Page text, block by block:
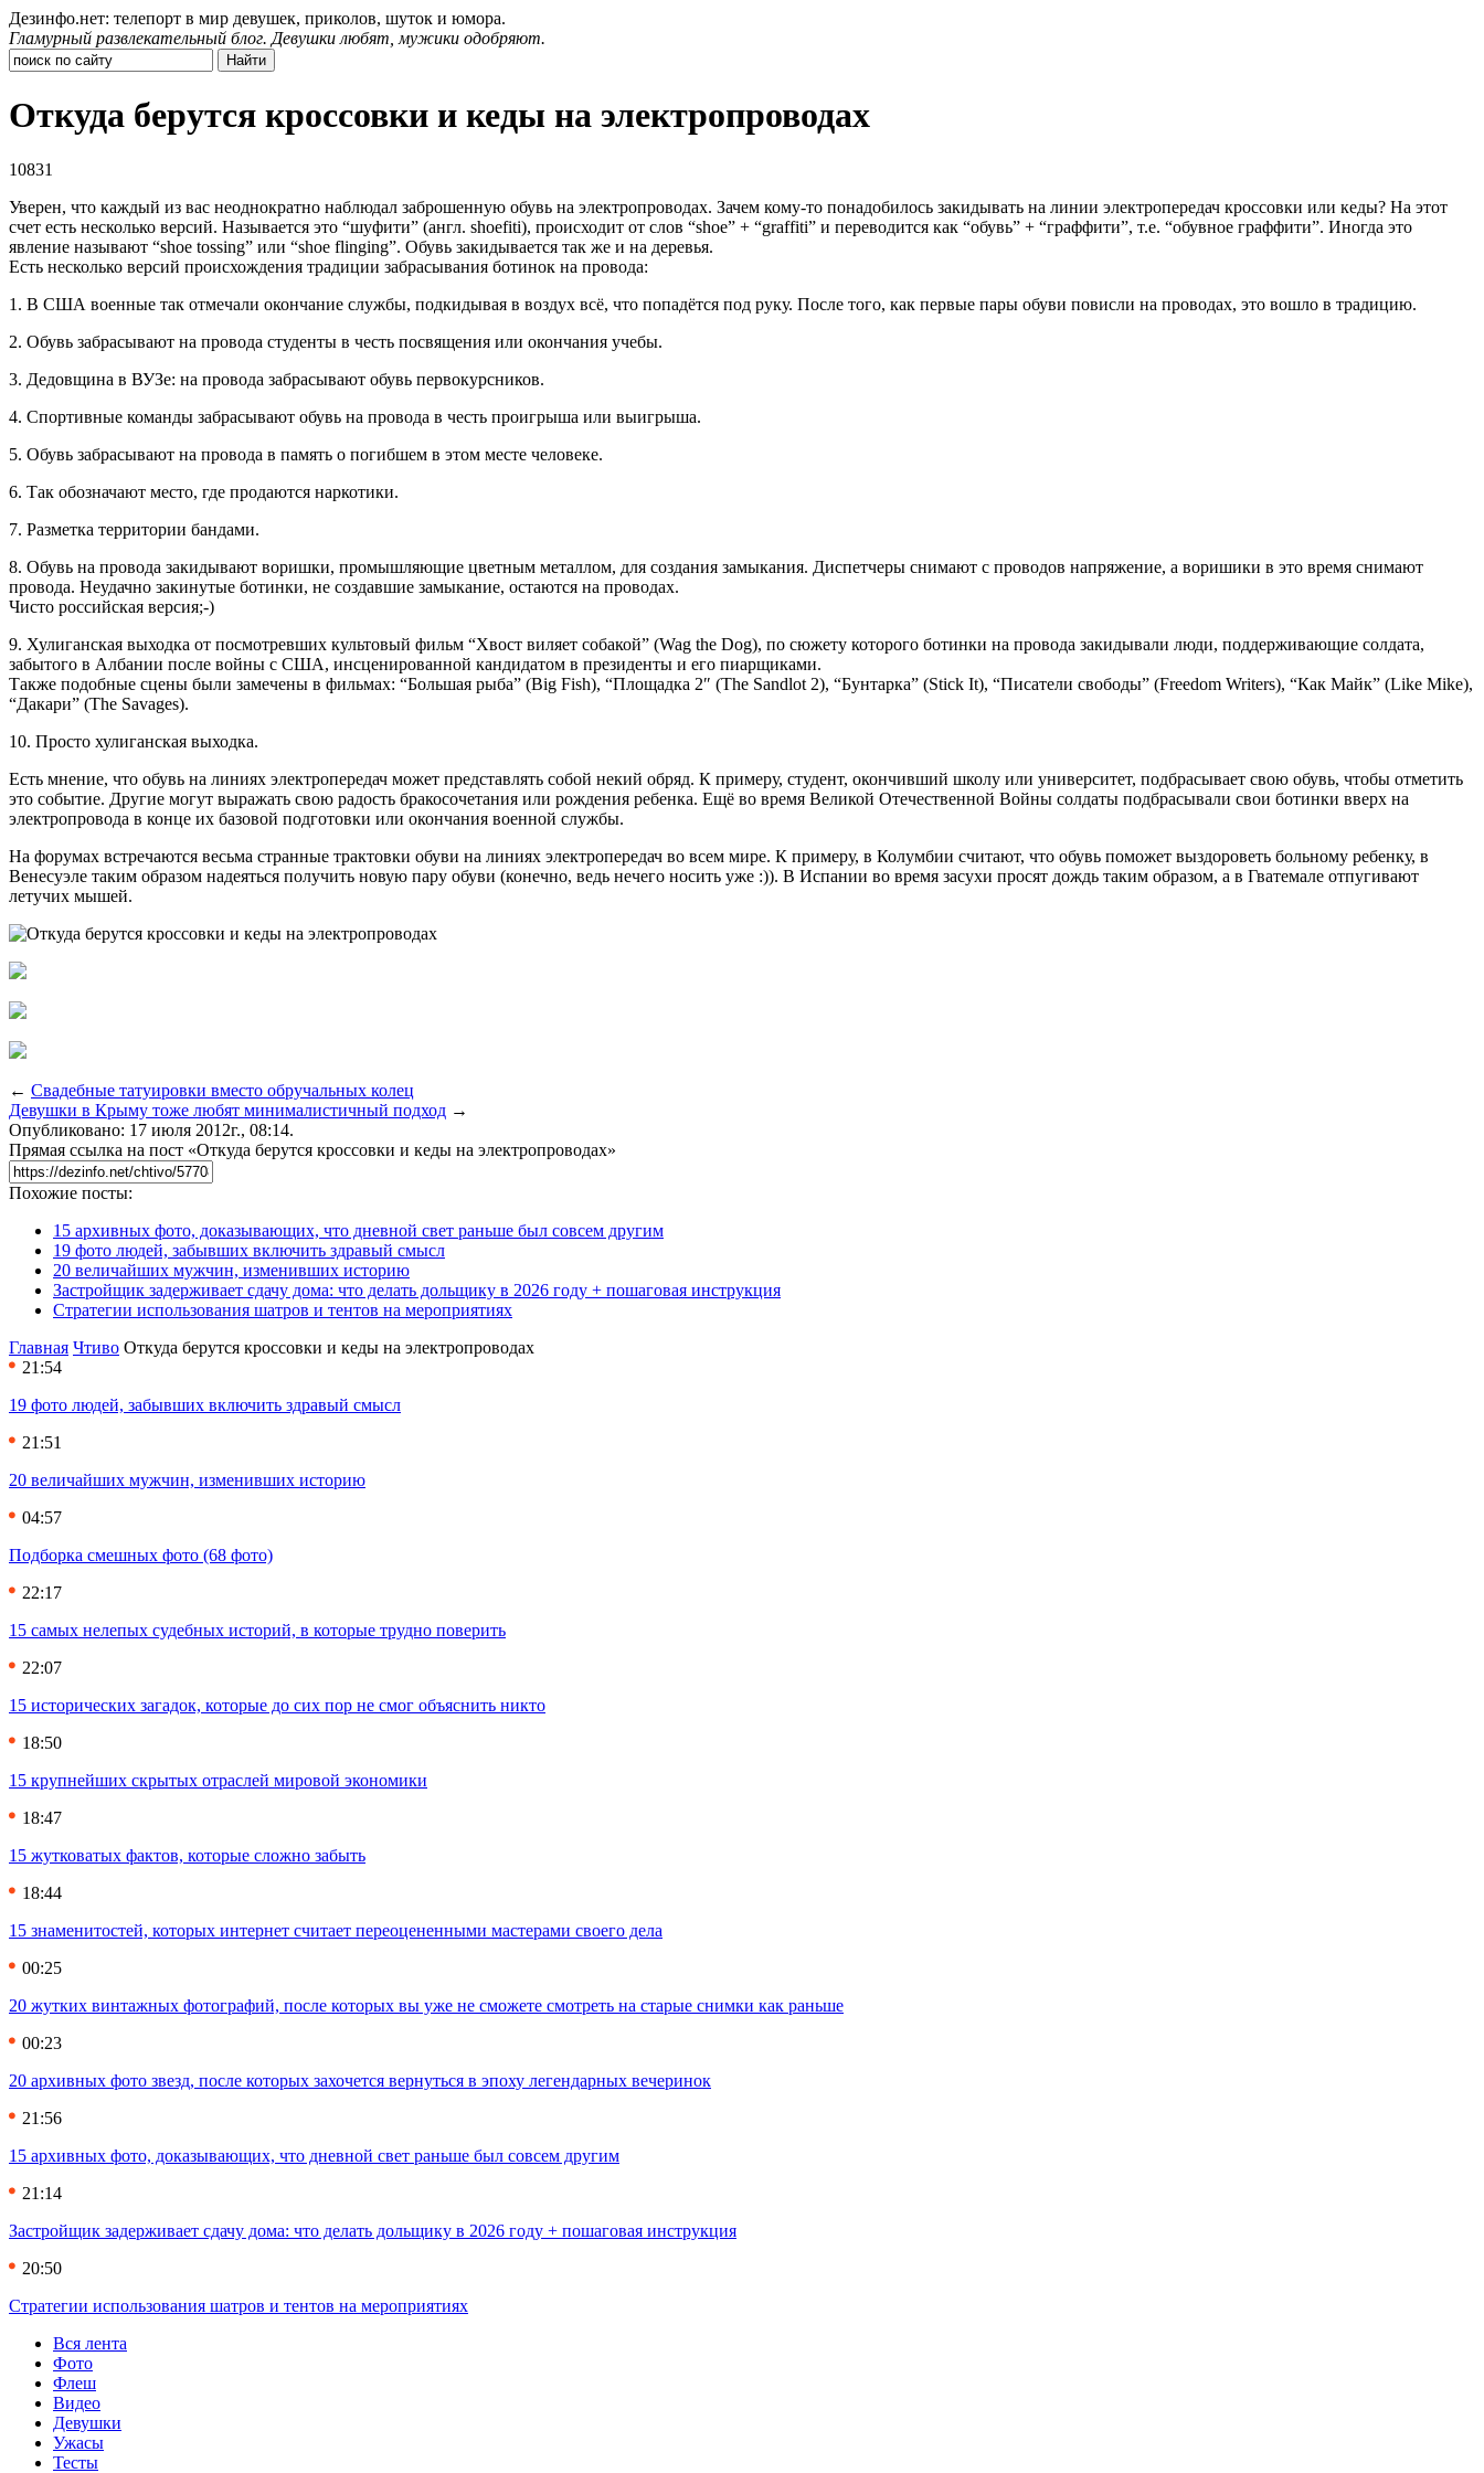
Дезинфо.нет: телепорт в мир девушек, приколов, шуток и юмора.
Гламурный развлекательный блог. Девушки любят, мужики одобряют.
Откуда берутся кроссовки и кеды на электропроводах
10831
Уверен, что каждый из вас неоднократно наблюдал заброшенную обувь на электропроводах. Зачем кому-то понадобилось закидывать на линии электропередач кроссовки или кеды? На этот
счет есть несколько версий. Называется это “шуфити” (англ. shoefiti), происходит от слов “shoe” + “graffiti” и переводится как “обувь” + “граффити”, т.е. “обувное граффити”. Иногда это
явление называют “shoe tossing” или “shoe flinging”. Обувь закидывается так же и на деревья.
Есть несколько версий происхождения традиции забрасывания ботинок на провода:
1. В США военные так отмечали окончание службы, подкидывая в воздух всё, что попадётся под руку. После того, как первые пары обуви повисли на проводах, это вошло в традицию.
2. Обувь забрасывают на провода студенты в честь посвящения или окончания учебы.
3. Дедовщина в ВУЗе: на провода забрасывают обувь первокурсников.
4. Спортивные команды забрасывают обувь на провода в честь проигрыша или выигрыша.
5. Обувь забрасывают на провода в память о погибшем в этом месте человеке.
6. Так обозначают место, где продаются наркотики.
7. Разметка территории бандами.
8. Обувь на провода закидывают воришки, промышляющие цветным металлом, для создания замыкания. Диспетчеры снимают с проводов напряжение, а воришики в это время снимают
провода. Неудачно закинутые ботинки, не создавшие замыкание, остаются на проводах.
Чисто российская версия;-)
9. Хулиганская выходка от посмотревших культовый фильм “Хвост виляет собакой” (Wag the Dog), по сюжету которого ботинки на провода закидывали люди, поддерживающие солдата,
забытого в Албании после войны с США, инсценированной кандидатом в президенты и его пиарщиками.
Также подобные сцены были замечены в фильмах: “Большая рыба” (Big Fish), “Площадка 2″ (The Sandlot 2), “Бунтарка” (Stick It), “Писатели свободы” (Freedom Writers), “Как Майк” (Like Mike),
“Дакари” (The Savages).
10. Просто хулиганская выходка.
Есть мнение, что обувь на линиях электропередач может представлять собой некий обряд. К примеру, студент, окончивший школу или университет, подбрасывает свою обувь, чтобы отметить
это событие. Другие могут выражать свою радость бракосочетания или рождения ребенка. Ещё во время Великой Отечественной Войны солдаты подбрасывали свои ботинки вверх на
электропровода в конце их базовой подготовки или окончания военной службы.
На форумах встречаются весьма странные трактовки обуви на линиях электропередач во всем мире. К примеру, в Колумбии считают, что обувь поможет выздороветь больному ребенку, в
Венесуэле таким образом надеяться получить новую пару обуви (конечно, ведь нечего носить уже :)). В Испании во время засухи просят дождь таким образом, а в Гватемале отпугивают
летучих мышей.
← Свадебные татуировки вместо обручальных колец
Девушки в Крыму тоже любят минималистичный подход →
Опубликовано: 17 июля 2012г., 08:14.
Прямая ссылка на пост «Откуда берутся кроссовки и кеды на электропроводах»
Похожие посты:
15 архивных фото, доказывающих, что дневной свет раньше был совсем другим
19 фото людей, забывших включить здравый смысл
20 величайших мужчин, изменивших историю
Застройщик задерживает сдачу дома: что делать дольщику в 2026 году + пошаговая инструкция
Стратегии использования шатров и тентов на мероприятиях
Главная Чтиво Откуда берутся кроссовки и кеды на электропроводах
21:54
19 фото людей, забывших включить здравый смысл
21:51
20 величайших мужчин, изменивших историю
04:57
Подборка смешных фото (68 фото)
22:17
15 самых нелепых судебных историй, в которые трудно поверить
22:07
15 исторических загадок, которые до сих пор не смог объяснить никто
18:50
15 крупнейших скрытых отраслей мировой экономики
18:47
15 жутковатых фактов, которые сложно забыть
18:44
15 знаменитостей, которых интернет считает переоцененными мастерами своего дела
00:25
20 жутких винтажных фотографий, после которых вы уже не сможете смотреть на старые снимки как раньше
00:23
20 архивных фото звезд, после которых захочется вернуться в эпоху легендарных вечеринок
21:56
15 архивных фото, доказывающих, что дневной свет раньше был совсем другим
21:14
Застройщик задерживает сдачу дома: что делать дольщику в 2026 году + пошаговая инструкция
20:50
Стратегии использования шатров и тентов на мероприятиях
Вся лента
Фото
Флеш
Видео
Девушки
Ужасы
Тесты